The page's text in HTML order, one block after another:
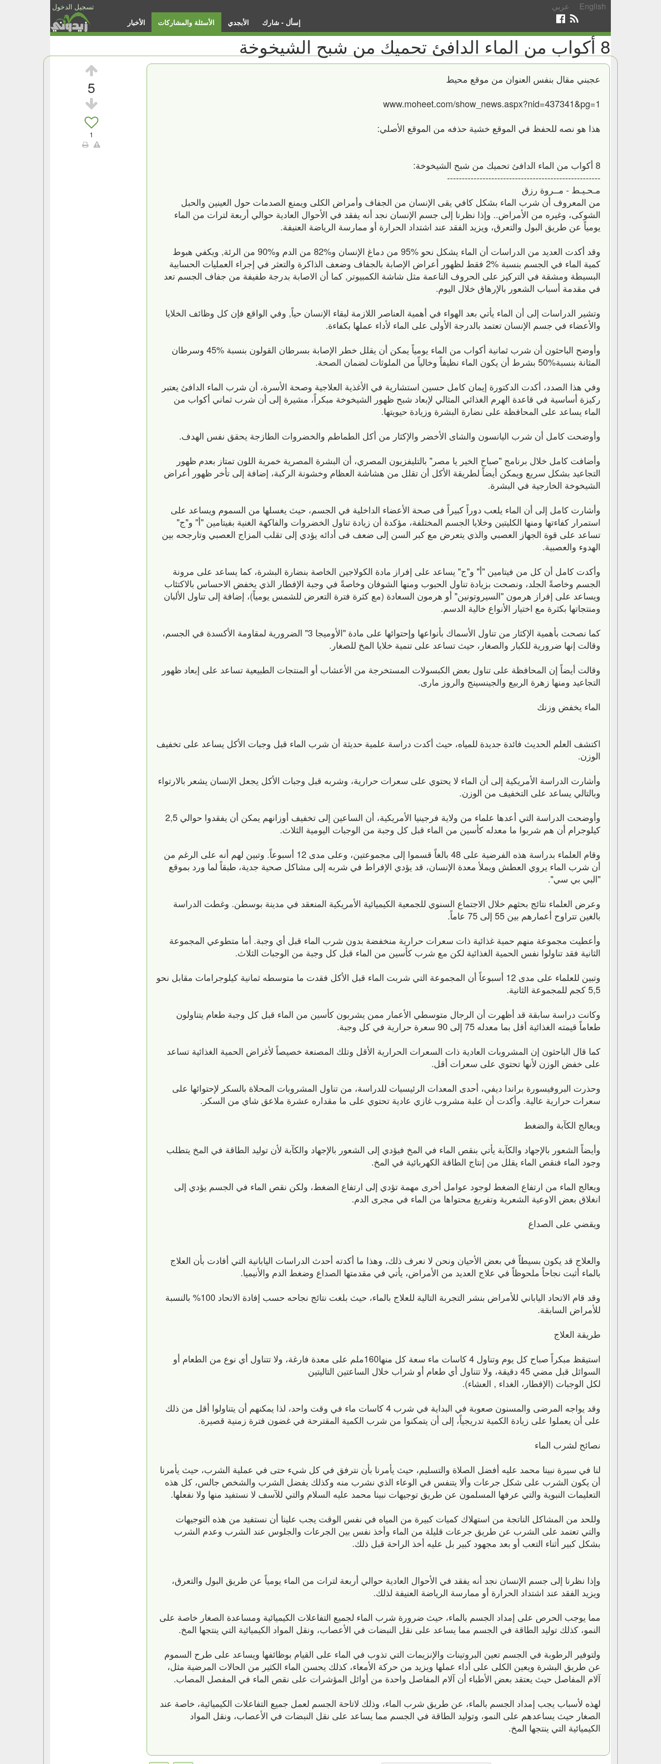
تسجيل الدخول عربي English
الأخبار الأسئلة والمشاركات الأبجدي إسأل - شارك
8 أكواب من الماء الدافئ تحميك من شبح الشيخوخة
5
1
عجبني مقال بنفس العنوان من موقع محيط
www.moheet.com/show_news.aspx?nid=437341&pg=1
هذا هو نصه للحفظ في الموقع خشية حذفه من الموقع الأصلي:
8 أكواب من الماء الدافئ تحميك من شبح الشيخوخة:
----------------------------------------------------
مـحـيـط - مــروة رزق
من المعروف أن شرب الماء بشكل كافي يقى الإنسان من الجفاف وأمراض الكلى ويمنع الصدمات حول العينين والحبل
الشوكى، وغيره من الأمراض.. وإذا نظرنا إلى جسم الإنسان نجد أنه يفقد في الأحوال العادية حوالي أربعة لترات من الماء
يومياً عن طريق البول والتعرق، ويزيد الفقد عند اشتداد الحرارة أو ممارسة الرياضة العنيفة.
وقد أكدت العديد من الدراسات أن الماء يشكل نحو ‏95%‏ من دماغ الإنسان و‏82%‏ من الدم و‏90%‏ من الرئة‏,‏ ويكفي هبوط
كمية الماء في الجسم بنسبة ‏2%‏ فقط لظهور أعراض الإصابة بالجفاف وضعف الذاكرة والتعثر في إجراء العمليات الحسابية
البسيطة ومشقة في التركيز على الحروف الناعمة مثل شاشة الكمبيوتر‏,‏ كما أن الاصابة بدرجة طفيفة من جفاف الجسم تعد
في مقدمة أسباب الشعور بالإرهاق خلال اليوم‏.
وتشير الدراسات إلى أن الماء يأتي بعد الهواء في أهمية العناصر اللازمة لبقاء الإنسان حياً‏,‏ وفي الواقع فإن كل وظائف الخلايا
والأعضاء في جسم الإنسان تعتمد بالدرجة الأولى على الماء لأداء عملها بكفاءة.
وأوضح الباحثون أن شرب ثمانية أكواب من الماء يومياً يمكن أن يقلل خطر الإصابة بسرطان القولون بنسبة‏ 45%‏ وسرطان
المثانة بنسبة‏50%‏ بشرط أن يكون الماء نظيفاً وخالياً من الملوثات لضمان الصحة‏.‏
وفي هذا الصدد، أكدت الدكتورة إيمان كامل حسين استشارية في الأغذية العلاجية وصحة الأسرة، أن شرب الماء الدافئ يعتبر
ركيزة أساسية في قاعدة الهرم الغذائي المثالي لإبعاد شبح ظهور الشيخوخة مبكراً، مشيرة إلى أن شرب ثماني أكواب من
الماء يساعد على المحافظة على نضارة البشرة وزيادة حيويتها.
وأوضحت كامل أن شرب اليانسون والشاى الأخضر والإكثار من أكل الطماطم والخضروات الطازجة يحقق نفس الهدف.
وأضافت كامل خلال برنامج "صباح الخير يا مصر" بالتليفزيون المصري، أن البشرة المصرية خمرية اللون تمتاز بعدم ظهور
التجاعيد بشكل سريع ويمكن أيضاً لطريقة الأكل أن تقلل من هشاشة العظام وخشونة الركبة، إضافة إلى تأخر ظهور أعراض
الشيخوخة الخارجية في البشرة.
وأشارت كامل إلى أن الماء يلعب دوراً كبيراً فى صحة الأعضاء الداخلية في الجسم، حيث يغسلها من السموم ويساعد على
استمرار كفاءتها ومنها الكليتين وخلايا الجسم المختلفة، مؤكدة أن زيادة تناول الخضروات والفاكهة الغنية بفيتامين "أ" و"ج"
تساعد على قوة الجهاز العصبي والذي يتعرض مع كبر السن إلى ضعف فى أدائه يؤدي إلى تقلب المزاج العصبي وتارجحه بين
الهدوء والعصبية.
وأكدت كامل أن كل من فيتامين "أ" و"ج" يساعد على إفراز مادة الكولاجين الخاصة بنضارة البشرة، كما يساعد على مرونة
الجسم وخاصةً الجلد، ونصحت بزيادة تناول الحبوب ومنها الشوفان وخاصةً في وجبة الإفطار الذي يخفض الاحساس بالاكتئاب
ويساعد على إفراز هرمون "السيروتونين" أو هرمون السعادة (مع كثرة فترة التعرض للشمس يومياً)، إضافة إلى تناول الألبان
ومنتجاتها بكثرة مع اختيار الأنواع خالية الدسم.
كما نصحت بأهمية الإكثار من تناول الأسماك بأنواعها وإحتوائها على مادة "الأوميجا 3" الضرورية لمقاومة الأكسدة في الجسم،
وقالت إنها ضرورية للكبار والصغار، حيث تساعد على تنمية خلايا المخ للصغار.
وقالت أيضاً إن المحافظة على تناول بعض الكبسولات المستخرجة من الأعشاب أو المنتجات الطبيعية تساعد على إبعاد ظهور
التجاعيد ومنها زهرة الربيع والجينسينج والروز مارى.
الماء يخفض وزنك
اكتشف العلم الحديث فائدة جديدة للمياه، حيث أكدت دراسة علمية حديثة أن شرب الماء قبل وجبات الأكل يساعد على تخفيف
الوزن.
وأشارت الدراسة الأمريكية إلى أن الماء لا يحتوي على سعرات حرارية، وشربه قبل وجبات الأكل يجعل الإنسان يشعر بالارتواء
وبالتالي يساعد على التخفيف من الوزن.
وأوضحت الدراسة التي أعدها علماء من ولاية فرجينيا الأمريكية، أن الساعين إلى تخفيف أوزانهم يمكن أن يفقدوا حوالي 2,5
كيلوجرام أن هم شربوا ما معدله كأسين من الماء قبل كل وجبة من الوجبات اليومية الثلاث.
وقام العلماء بدراسة هذه الفرضية على 48 بالغاً قسموا إلى مجموعتين، وعلى مدى 12 أسبوعاً. وتبين لهم أنه على الرغم من
أن شرب الماء يروي العطش ويملأ معدة الإنسان، قد يؤدي الإفراط في شربه إلى مشاكل صحية جدية، طبقاً لما ورد بموقع
"البي بي سي".
وعرض العلماء نتائج بحثهم خلال الاجتماع السنوي للجمعية الكيميائية الأمريكية المنعقد في مدينة بوسطن. وغطت الدراسة
بالغين تتراوح أعمارهم بين 55 إلى 75 عاماً.
وأعطيت مجموعة منهم حمية غذائية ذات سعرات حرارية منخفضة بدون شرب الماء قبل أي وجبة. أما متطوعي المجموعة
الثانية فقد تناولوا نفس الحمية الغذائية لكن مع شرب كأسين من الماء قبل كل وجبة من الوجبات الثلاث.
وتبين للعلماء على مدى 12 أسبوعاً أن المجموعة التي شربت الماء قبل الأكل فقدت ما متوسطه ثمانية كيلوجرامات مقابل نحو
5,5 كجم للمجموعة الثانية.
وكانت دراسة سابقة قد أظهرت أن الرجال متوسطي الأعمار ممن يشربون كأسين من الماء قبل كل وجبة طعام يتناولون
طعاماً قيمته الغذائية أقل بما معدله 75 إلى 90 سعرة حرارية في كل وجبة.
كما قال الباحثون إن المشروبات العادية ذات السعرات الحرارية الأقل وتلك المصنعة خصيصاً لأغراض الحمية الغذائية تساعد
على خفض الوزن لأنها تحتوي على سعرات أقل.
وحذرت البروفيسورة براندا ديفي، أحدى المعدات الرئيسيات للدراسة، من تناول المشروبات المحلاة بالسكر لإحتوائها على
سعرات حرارية عالية. وأكدت أن علبة مشروب غازي عادية تحتوي على ما مقداره عشرة ملاعق شاي من السكر.
ويعالج الكآبة والضغط
وأيضاً الشعور بالإجهاد والكآبة يأتي بنقص الماء في المخ فيؤدي إلى الشعور بالإجهاد والكآبة لأن توليد الطاقة في المخ يتطلب
وجود الماء فنقص الماء يقلل من إنتاج الطاقة الكهربائية في المخ.
ويعالج الماء من ارتفاع الضغط لوجود عوامل أخرى مهمة تؤدي إلى ارتفاع الضغط، ولكن نقص الماء في الجسم يؤدي إلى
انغلاق بعض الاوعية الشعرية وتفريغ محتواها من الماء في مجرى الدم.
ويقضي على الصداع
والعلاج قد يكون بسيطاً في بعض الأحيان ونحن لا نعرف ذلك، وهذا ما أكدته أحدث الدراسات اليابانية التي أفادت بأن العلاج
بالماء أثبت نجاحاً ملحوظاً في علاج العديد من الأمراض، يأتي في مقدمتها الصداع وضغط الدم والأنيميا.
وقد قام الاتحاد الياباني للأمراض بنشر التجربة التالية للعلاج بالماء، حيث بلغت نتائج نجاحه حسب إفادة الاتحاد 100% بالنسبة
للأمراض السابقة.
طريقة العلاج
استيقظ مبكراً صباح كل يوم وتناول 4 كاسات ماء سعة كل منها160ملم على معدة فارغة، ولا تتناول أي نوع من الطعام أو
السوائل قبل مضي 45 دقيقة، ولا تتناول أي طعام أو شراب خلال الساعتين التاليتين
لكل الوجبات (الإفطار، الغداء , العشاء).
وقد يواجه المرضى والمسنون صعوبة في البداية في شرب 4 كاسات ماء في وقت واحد، لذا يمكنهم أن يتناولوا أقل من ذلك
على أن يعملوا على زيادة الكمية تدريجياً، إلى أن يتمكنوا من شرب الكمية المقترحة في غضون فترة زمنية قصيرة.
نصائح لشرب الماء
لنا في سيرة نبينا محمد عليه أفضل الصلاة والتسليم، حيث يأمرنا بأن نترفق في كل شيء حتى في عملية الشرب، حيث يأمرنا
أن يكون الشرب على شكل جرعات وألا يتنفس في الوعاء الذي نشرب منه وكذلك يفضل الشرب والشخص جالس، كل هذه
التعليمات النبوية والتي عرفها المسلمون عن طريق توجيهات نبينا محمد عليه السلام والتي للآسف لا نستفيد منها ولا نفعلها.
وللحد من المشاكل الناتجة من استهلاك كميات كبيرة من المياه في نفس الوقت يجب علينا أن نستفيد من هذه التوجيهات
والتي تعتمد على الشرب عن طريق جرعات قليلة من الماء وأخذ نفس بين الجرعات والجلوس عند الشرب وعدم الشرب
بشكل كبير أثناء التعب أو بعد مجهود كبير بل عليه أخذ الراحة قبل ذلك.
وإذا نظرنا إلى جسم الإنسان نجد أنه يفقد في الأحوال العادية حوالي أربعة لترات من الماء يومياً عن طريق البول والتعرق،
ويزيد الفقد عند اشتداد الحرارة أو ممارسة الرياضة العنيفة لذلك.
مما يوجب الحرص على إمداد الجسم بالماء، حيث ضرورة شرب الماء لجميع التفاعلات الكيميائية ومساعدة الصغار خاصة على
النمو، كذلك توليد الطاقة في الجسم مما يساعد على نقل النبضات في الأعصاب، ونقل المواد الكيميائية التي ينتجها المخ.
ولتوفير الرطوبة في الجسم تعين البروتينات والإنزيمات التي تذوب في الماء على القيام بوظائفها ويساعد على طرح السموم
عن طريق البشرة ويعين الكلى على أداء عملها ويزيد من حركة الأمعاء، كذلك يحسن الماء الكثير من الحالات المرضية مثل،
آلام المفاصل حيث يعتقد بعض الأطباء أن آلام المفاصل واحدة من أوائل المؤشرات على نقص الماء في المفصل المصاب.
لهذه لأسباب يجب إمداد الجسم بالماء، عن طريق شرب الماء، وذلك لاتاحة الجسم لعمل جميع التفاعلات الكيميائية، خاصة عند
الصغار حيث يساعدهم على النمو، وتوليد الطاقة في الجسم مما يساعد على نقل النبضات في الأعصاب، ونقل المواد
الكيميائية التي ينتجها المخ.